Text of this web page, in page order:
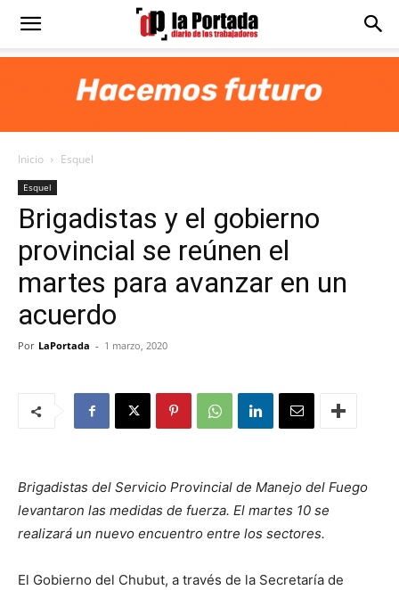
Diario
Portada
Inicio Esquel
Esquel
Brigadistas y el gobierno
provincial se reúnen el
martes para avanzar en un
acuerdo
Por LaPortada - 1 marzo, 2020
Brigadistas del Servicio Provincial de Manejo del Fuego
levantaron las medidas de fuerza. El martes 10 se
realizará un nuevo encuentro entre los sectores.
El Gobierno del Chubut, a través de la Secretaría de